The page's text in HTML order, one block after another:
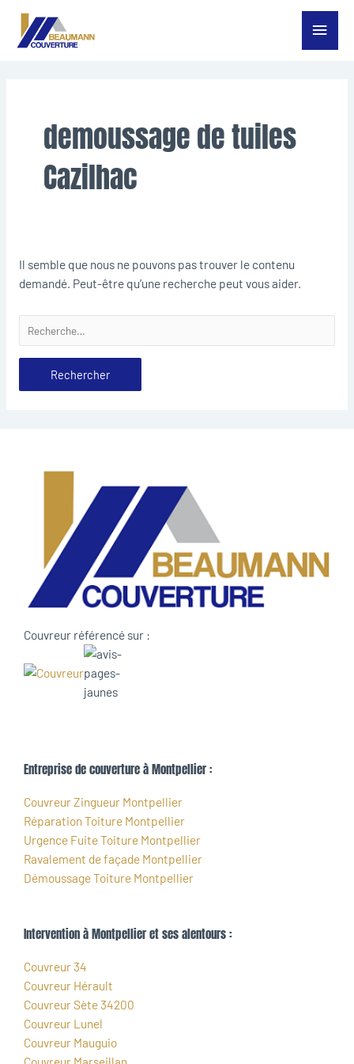
Aller
Menu
demoussage de tuiles
Cazilhac
Il semble que nous ne pouvons pas trouver le contenu
demandé. Peut-être qu’une recherche peut vous aider.
Couvreur référencé sur :
Entreprise de couverture à Montpellier :
Couvreur Zingueur Montpellier
Réparation Toiture Montpellier
Urgence Fuite Toiture Montpellier
Ravalement de façade Montpellier
Démoussage Toiture Montpellier
Intervention à Montpellier et ses alentours :
Couvreur 34
Couvreur Hérault
Couvreur Sète 34200
Couvreur Lunel
Couvreur Mauguio